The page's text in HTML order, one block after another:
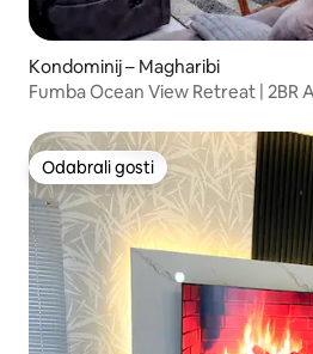
Kondominij – Magharibi
Fumba Ocean View Retreat | 2BR
Odabrali gosti
Odabrali gosti